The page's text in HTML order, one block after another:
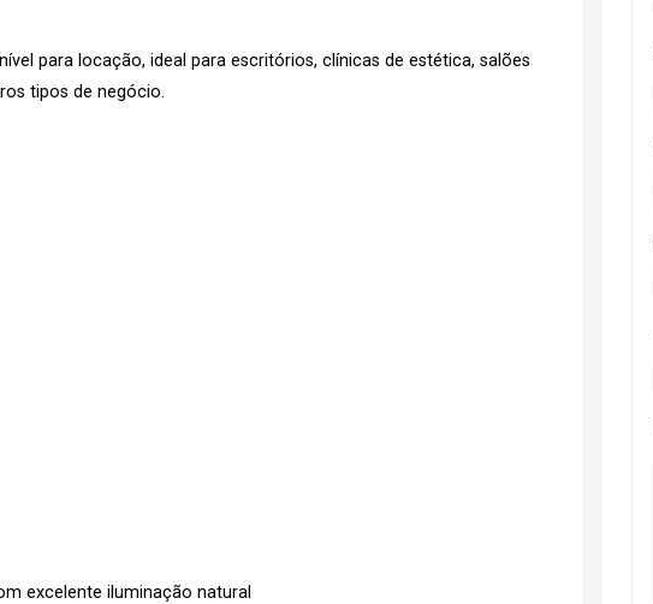
para locação, ideal para escritórios, clínicas de estética, salões
tipos de negócio.
excelente iluminação natural